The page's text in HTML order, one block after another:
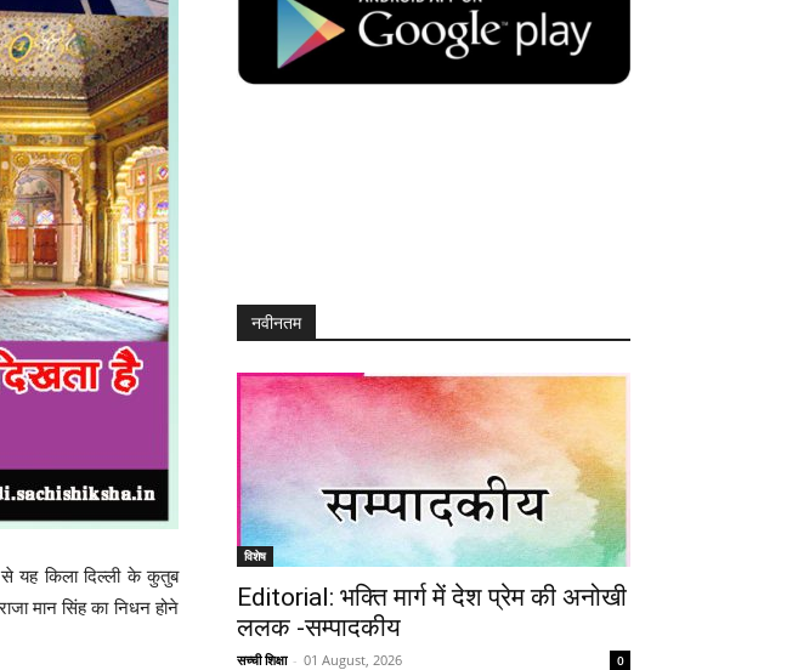
यह किला दिल्ली के कुतुब
मान सिंह का निधन होने
नवीनतम
विशेष
Editorial: भक्ति मार्ग में देश प्रेम की अनोखी
ललक -सम्पादकीय
सच्ची शिक्षा - 01 August, 2026 0